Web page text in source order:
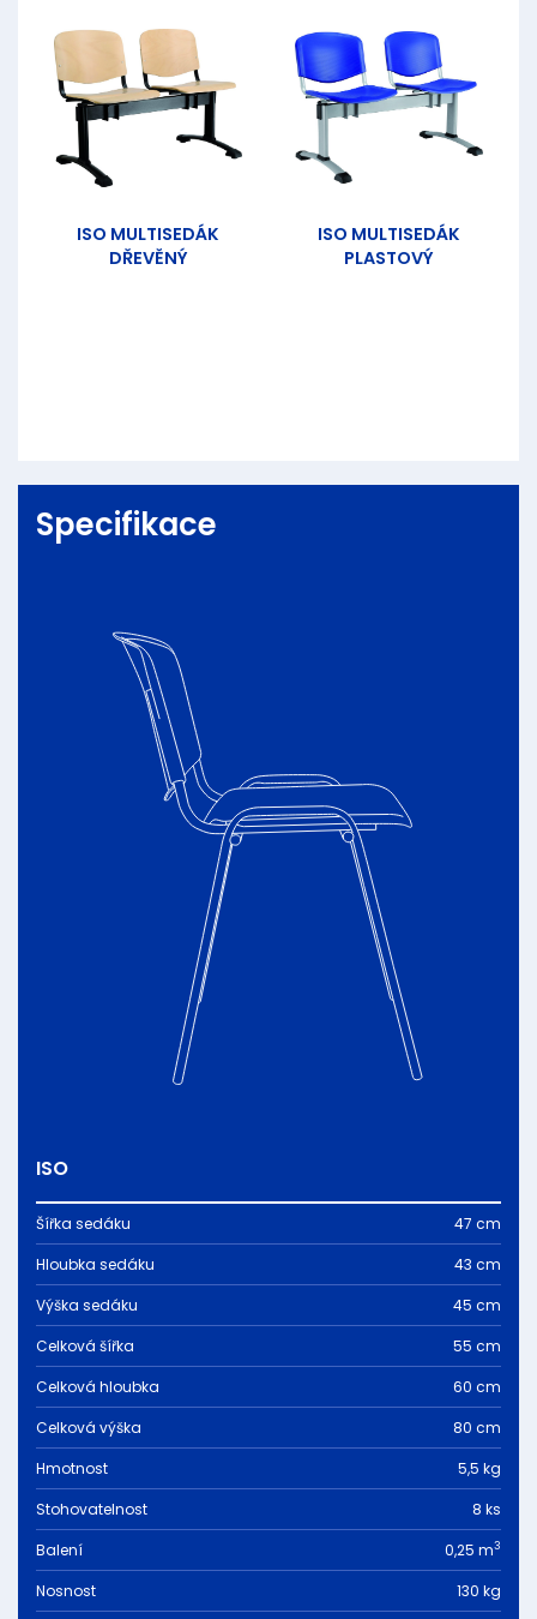
ISO MULTISEDÁK
DŘEVĚNÝ
ISO MULTISEDÁK
PLASTOVÝ
Specifikace
ISO
Šířka sedáku
47 cm
Hloubka sedáku
43 cm
Výška sedáku
45 cm
Celková šířka
55 cm
Celková hloubka
60 cm
Celková výška
80 cm
Hmotnost
5,5 kg
Stohovatelnost
8 ks
Balení
0,25 m3
Nosnost
130 kg